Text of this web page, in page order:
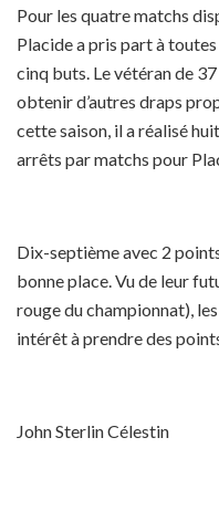
Pour les quatre matchs
Placide a pris part à
cinq buts. Le vétéran de
obtenir d’autres draps
cette saison, il a réalisé
arrêts par matchs pour
Dix-septième avec 2
bonne place. Vu de leur
rouge du championnat),
intérêt à prendre des
John Sterlin Célestin